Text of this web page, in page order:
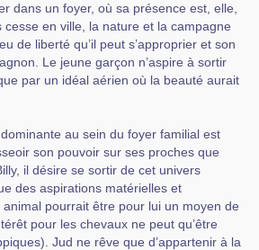
dans un foyer, où sa présence est, elle,
cesse en ville, la nature et la campagne
de liberté qu’il peut s’approprier et son
Le jeune garçon n’aspire à sortir
par un idéal aérien où la beauté aurait
au sein du foyer familial est
son pouvoir sur ses proches que
il désire se sortir de cet univers
des aspirations matérielles et
animal pourrait être pour lui un moyen de
pour les chevaux ne peut qu’être
Jud ne rêve que d’appartenir à la